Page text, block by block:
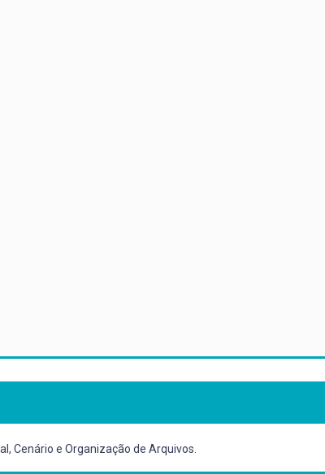
Cenário e Organização de Arquivos.